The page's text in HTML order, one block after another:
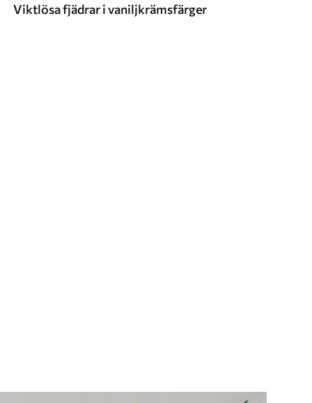
Viktlösa fjädrar i vaniljkrämsfärger